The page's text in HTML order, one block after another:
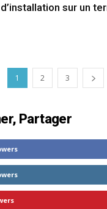
d’installation sur un
1 2 3
Partager